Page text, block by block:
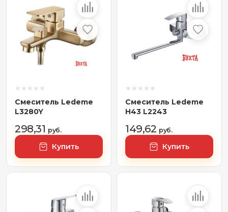
Смеситель Ledeme
L3280Y
298,31 руб.
Купить
Смеситель Ledeme
H43 L2243
149,62 руб.
Купить